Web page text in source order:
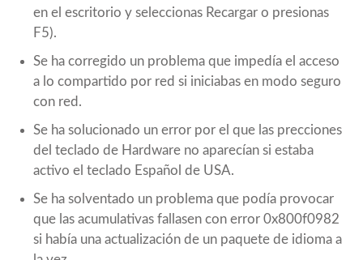
en el escritorio y seleccionas Recargar o presionas
F5).
Se ha corregido un problema que impedía el acceso
a lo compartido por red si iniciabas en modo seguro
con red.
Se ha solucionado un error por el que las precciones
del teclado de Hardware no aparecían si estaba
activo el teclado Español de USA.
Se ha solventado un problema que podía provocar
que las acumulativas fallasen con error 0x800f0982
si había una actualización de un paquete de idioma a